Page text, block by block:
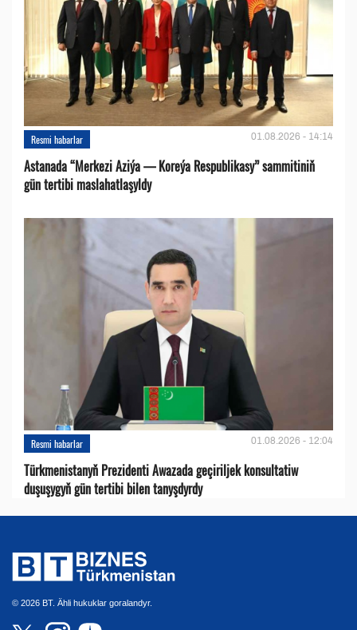
Resmi habarlar 01.08.2026 - 14:14
Astanada “Merkezi Aziýa — Koreýa Respublikasy” sammitiniň
gün tertibi maslahatlaşyldy
Resmi habarlar 01.08.2026 - 12:04
Türkmenistanyň Prezidenti Awazada geçiriljek konsultatiw
duşuşygyň gün tertibi bilen tanyşdyrdy
© 2026 BT. Ähli hukuklar goralandyr.